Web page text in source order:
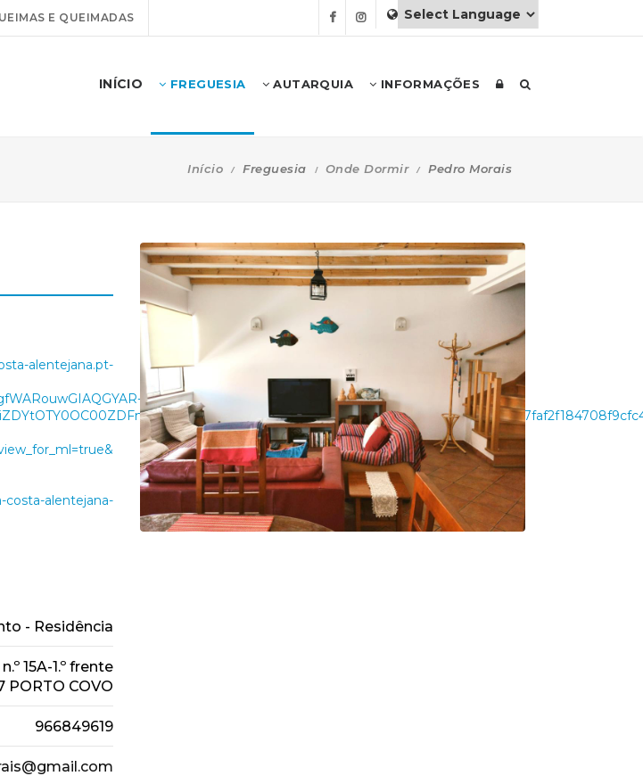
E QUEIMADAS
INÍCIO FREGUESIA AUTARQUIA INFORMAÇÕES
Início Freguesia Onde Dormir Pedro Morais
alentejana.pt-
costa-alentejana-
- Residência
15A-1.º frente
PORTO COVO
966849619